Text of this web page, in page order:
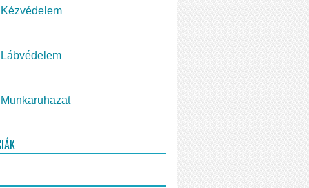
Kézvédelem
Lábvédelem
Munkaruhazat